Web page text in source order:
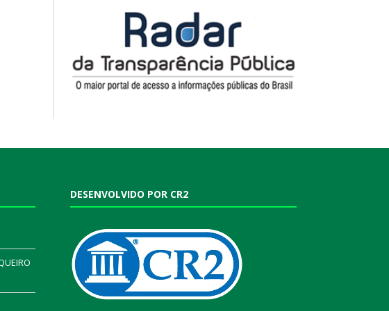
DESENVOLVIDO POR CR2